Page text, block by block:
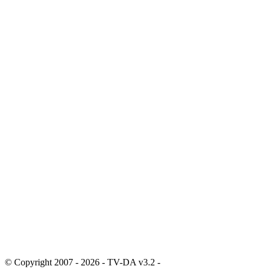
© Copyright 2007 - 2026 - TV-DA v3.2 -